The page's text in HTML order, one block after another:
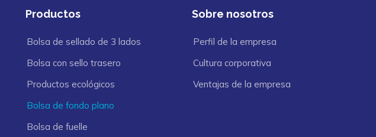
Productos
Bolsa de sellado de 3 lados
Bolsa con sello trasero
Productos ecológicos
Bolsa de fondo plano
Bolsa de fuelle
Sobre nosotros
Perfil de la empresa
Cultura corporativa
Ventajas de la empresa